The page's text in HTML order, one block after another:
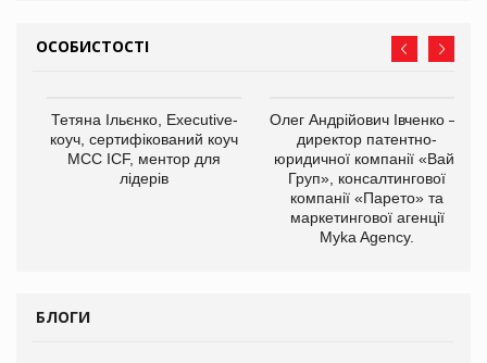
ОСОБИСТОСТІ
Тетяна Ільєнко, Executive-
коуч, сертифікований коуч
МСС ICF, ментор для
лідерів
Олег Андрійович Івченко —
директор патентно-
юридичної компанії «Вайз
Груп», консалтингової
компанії «Парето» та
маркетингової агенції
Myka Agency.
БЛОГИ